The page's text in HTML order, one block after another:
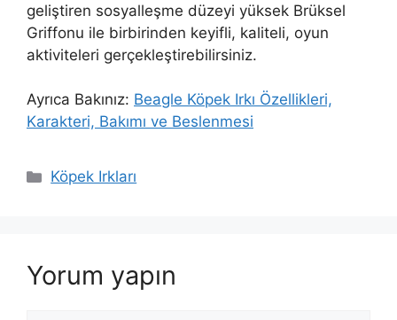
geliştiren sosyalleşme düzeyi yüksek Brüksel
Griffonu ile birbirinden keyifli, kaliteli, oyun
aktiviteleri gerçekleştirebilirsiniz.
Ayrıca Bakınız: Beagle Köpek Irkı Özellikleri,
Karakteri, Bakımı ve Beslenmesi
Kategoriler
Köpek Irkları
Yorum yapın